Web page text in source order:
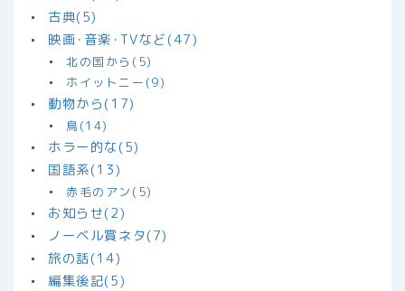
古典(5)
映画･音楽･TVなど(47)
北の国から(5)
ホイットニー(9)
動物から(17)
鳥(14)
ホラー的な(5)
国語系(13)
赤毛のアン(5)
お知らせ(2)
ノーベル賞ネタ(7)
旅の話(14)
編集後記(5)